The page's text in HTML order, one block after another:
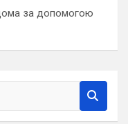
за допомогою